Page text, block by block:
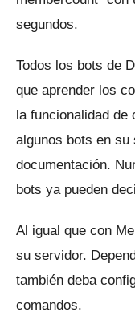
segundos.
Todos los bots de
que aprender los
la funcionalidad de
algunos bots en
documentación.
bots ya pueden
Al igual que con
su servidor.
también deba
comandos.